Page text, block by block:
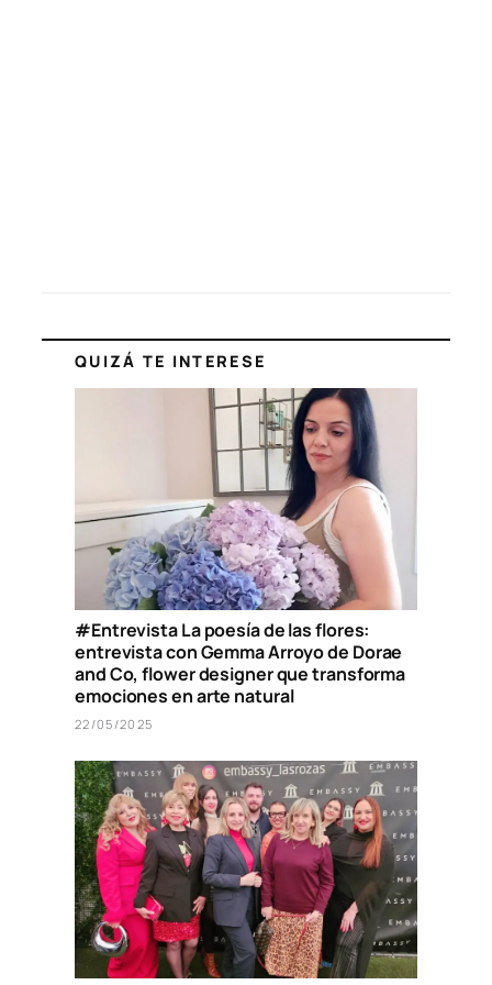
QUIZÁ TE INTERESE
#Entrevista La poesía de las flores:
entrevista con Gemma Arroyo de Dorae
and Co, flower designer que transforma
emociones en arte natural
22/05/2025